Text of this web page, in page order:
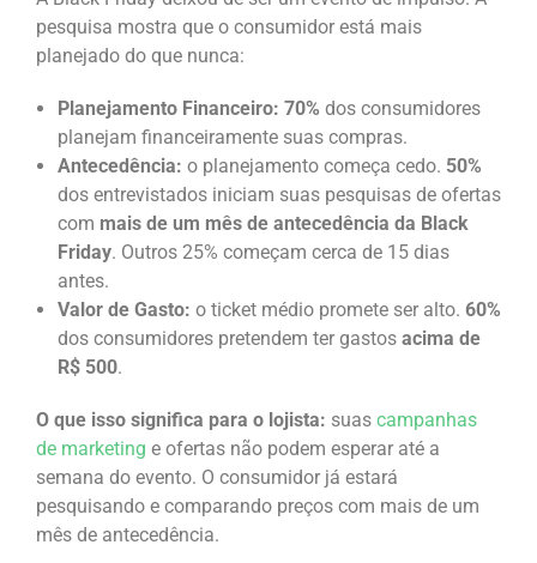
pesquisa mostra que o consumidor está mais
planejado do que nunca:
Planejamento Financeiro: 70% dos consumidores
planejam financeiramente suas compras.
Antecedência: o planejamento começa cedo. 50%
dos entrevistados iniciam suas pesquisas de ofertas
com mais de um mês de antecedência da Black
Friday. Outros 25% começam cerca de 15 dias
antes.
Valor de Gasto: o ticket médio promete ser alto. 60%
dos consumidores pretendem ter gastos acima de
R$ 500.
O que isso significa para o lojista: suas campanhas
de marketing e ofertas não podem esperar até a
semana do evento. O consumidor já estará
pesquisando e comparando preços com mais de um
mês de antecedência.